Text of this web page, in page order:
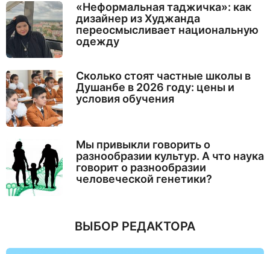
«Неформальная таджичка»: как
дизайнер из Худжанда
переосмысливает национальную
одежду
Сколько стоят частные школы в
Душанбе в 2026 году: цены и
условия обучения
Мы привыкли говорить о
разнообразии культур. А что наука
говорит о разнообразии
человеческой генетики?
ВЫБОР РЕДАКТОРА